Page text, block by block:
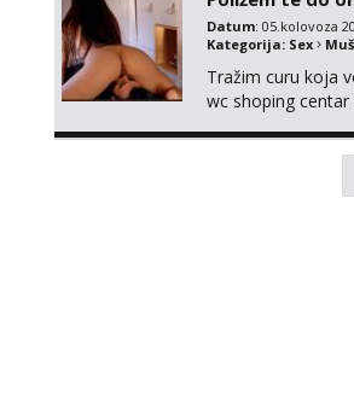
Datum: 05.kolovoza
Kategorija: Sex
Tražim curu koja
wc shoping